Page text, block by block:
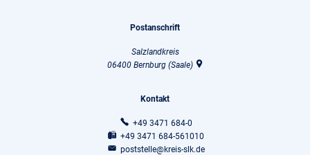
Postanschrift
Salzlandkreis
06400 Bernburg (Saale)
Kontakt
+49 3471 684-0
+49 3471 684-561010
poststelle@kreis-slk.de